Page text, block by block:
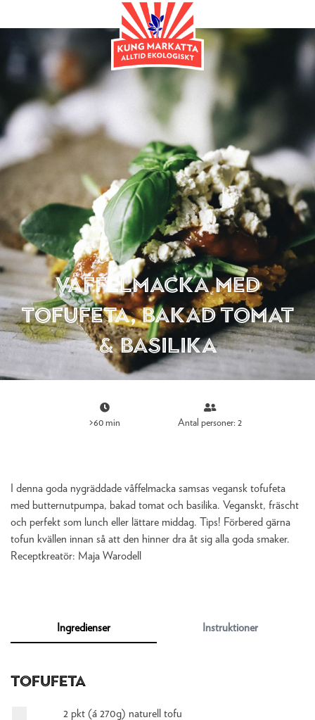
Våffelmacka med
tofufeta, bakad tomat
& basilika
Huvudrätt
>60 min Antal personer: 2
I denna goda nygräddade våffelmacka samsas vegansk tofufeta
med butternutpumpa, bakad tomat och basilika. Veganskt, fräscht
och perfekt som lunch eller lättare middag. Tips! Förbered gärna
tofun kvällen innan så att den hinner dra åt sig alla goda smaker.
Receptkreatör: Maja Warodell
Ingredienser Instruktioner
Tofufeta
2 pkt (á 270g) naturell tofu